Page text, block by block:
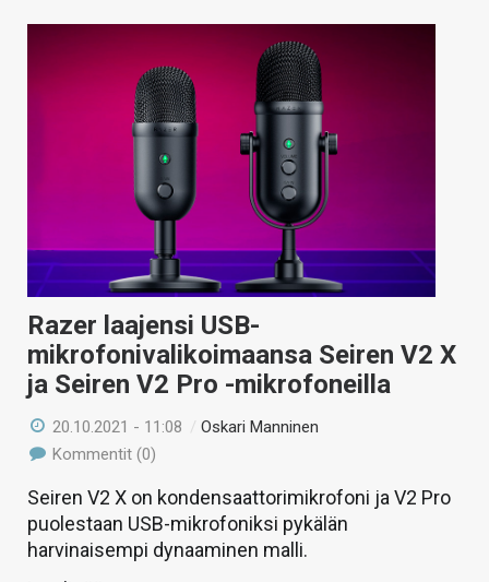
Razer laajensi USB-
mikrofonivalikoimaansa Seiren V2 X
ja Seiren V2 Pro -mikrofoneilla
20.10.2021 - 11:08 /Oskari Manninen
Kommentit (0)
Seiren V2 X on kondensaattorimikrofoni ja V2 Pro
puolestaan USB-mikrofoniksi pykälän
harvinaisempi dynaaminen malli.